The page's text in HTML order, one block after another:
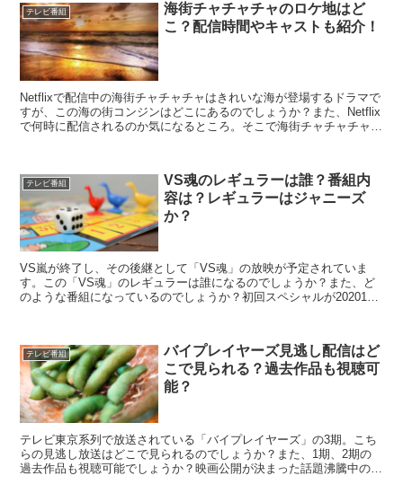
テレビ番組
海街チャチャチャのロケ地はど
こ？配信時間やキャストも紹介！
Netflixで配信中の海街チャチャチャはきれいな海が登場するドラマで
すが、この海の街コンジンはどこにあるのでしょうか？また、Netflix
で何時に配信されるのか気になるところ。そこで海街チャチャチャの
テレビ番組
VS魂のレギュラーは誰？番組内
容は？レギュラーはジャニーズ
か？
VS嵐が終了し、その後継として「VS魂」の放映が予定されていま
す。この「VS魂」のレギュラーは誰になるのでしょうか？また、ど
のような番組になっているのでしょうか？初回スペシャルが20201年
テレビ番組
バイプレイヤーズ見逃し配信はど
こで見られる？過去作品も視聴可
能？
テレビ東京系列で放送されている「バイプレイヤーズ」の3期。こち
らの見逃し放送はどこで見られるのでしょうか？また、1期、2期の
過去作品も視聴可能でしょうか？映画公開が決まった話題沸騰中のバ